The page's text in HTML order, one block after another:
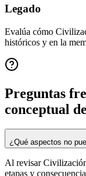
Legado
Evalúa cómo
históricos y en la
Preguntas
conceptual de
¿Qué aspectos no
Al revisar
etapas y